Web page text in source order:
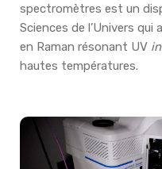
spectromètres est un
Sciences de l’Univers qui
en Raman résonant UV
hautes températures.